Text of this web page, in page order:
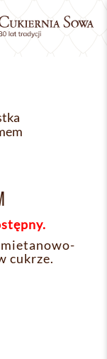
cukrze.